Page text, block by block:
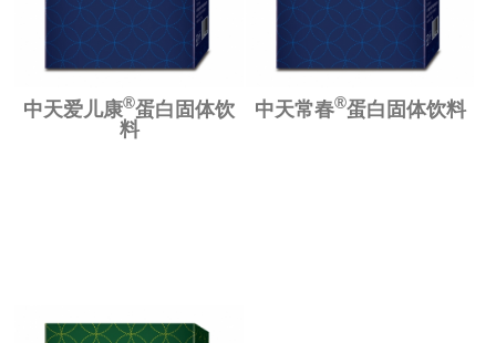
中天爱儿康®蛋白固体饮
料
中天常春®蛋白固体饮料